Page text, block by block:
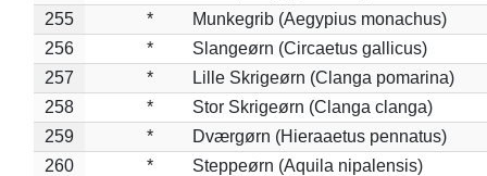
255
*
Munkegrib (Aegypius monachus)
256
*
Slangeørn (Circaetus gallicus)
257
*
Lille Skrigeørn (Clanga pomarina)
258
*
Stor Skrigeørn (Clanga clanga)
259
*
Dværgørn (Hieraaetus pennatus)
260
*
Steppeørn (Aquila nipalensis)